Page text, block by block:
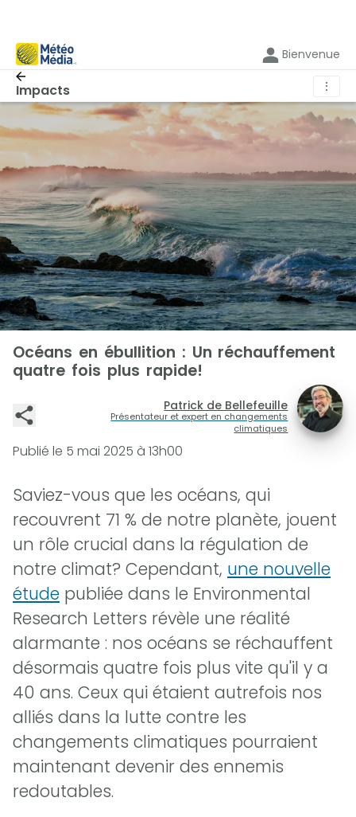
Bienvenue
Impacts ⋮
Océans en ébullition : Un réchauffement
quatre fois plus rapide!
Patrick de Bellefeuille
Présentateur et expert en changements
climatiques
Publié le 5 mai 2025 à 13h00
Saviez-vous que les océans, qui
recouvrent 71 % de notre planète, jouent
un rôle crucial dans la régulation de
notre climat? Cependant, une nouvelle
étude publiée dans le Environmental
Research Letters révèle une réalité
alarmante : nos océans se réchauffent
désormais quatre fois plus vite qu'il y a
40 ans. Ceux qui étaient autrefois nos
alliés dans la lutte contre les
changements climatiques pourraient
maintenant devenir des ennemis
redoutables.